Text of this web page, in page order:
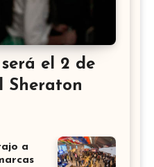
el 2 de
Sheraton
a